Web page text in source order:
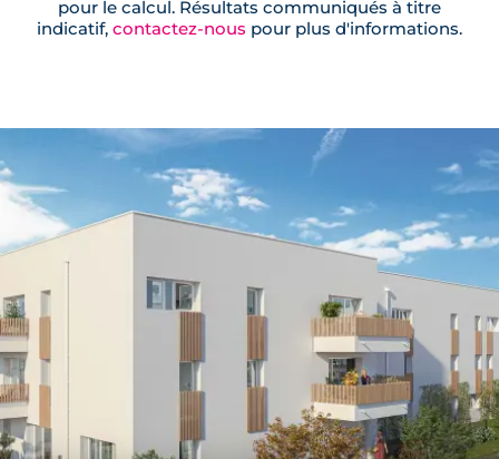
pour le calcul. Résultats communiqués à titre
indicatif, contactez-nous pour plus d'informations.